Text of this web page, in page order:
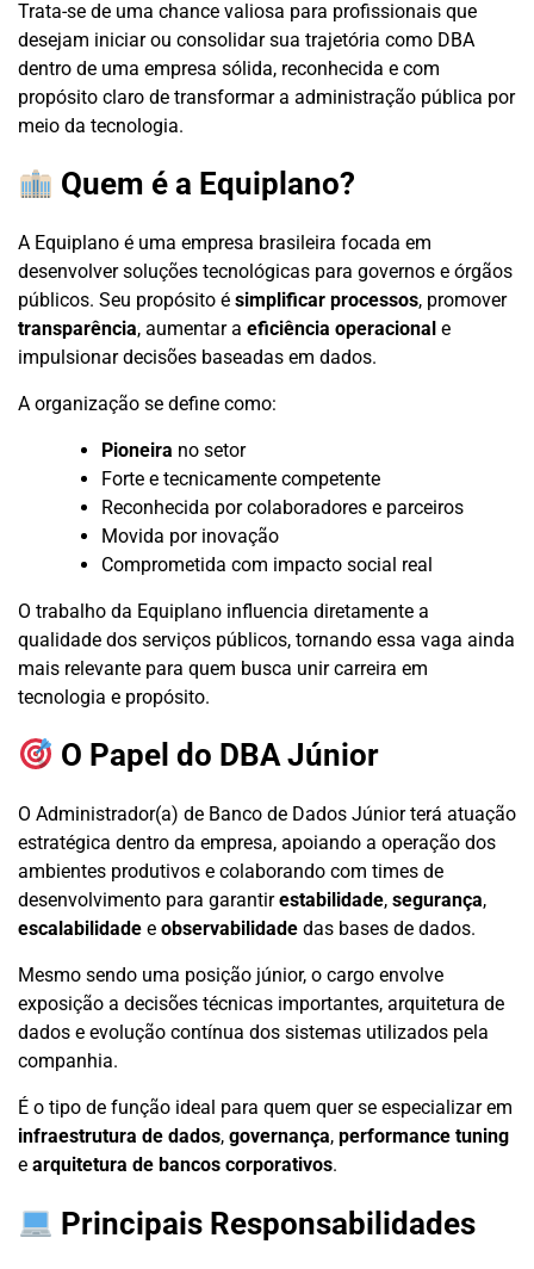
Trata-se de uma chance valiosa para profissionais que
desejam iniciar ou consolidar sua trajetória como DBA
dentro de uma empresa sólida, reconhecida e com
propósito claro de transformar a administração pública por
meio da tecnologia.
Quem é a Equiplano?
A Equiplano é uma empresa brasileira focada em
desenvolver soluções tecnológicas para governos e órgãos
públicos. Seu propósito é simplificar processos, promover
transparência, aumentar a eficiência operacional e
impulsionar decisões baseadas em dados.
A organização se define como:
Pioneira no setor
Forte e tecnicamente competente
Reconhecida por colaboradores e parceiros
Movida por inovação
Comprometida com impacto social real
O trabalho da Equiplano influencia diretamente a
qualidade dos serviços públicos, tornando essa vaga ainda
mais relevante para quem busca unir carreira em
tecnologia e propósito.
O Papel do DBA Júnior
O Administrador(a) de Banco de Dados Júnior terá atuação
estratégica dentro da empresa, apoiando a operação dos
ambientes produtivos e colaborando com times de
desenvolvimento para garantirestabilidade, segurança,
escalabilidade e observabilidade das bases de dados.
Mesmo sendo uma posição júnior, o cargo envolve
exposição a decisões técnicas importantes, arquitetura de
dados e evolução contínua dos sistemas utilizados pela
companhia.
É o tipo de função ideal para quem quer se especializar em
infraestrutura de dados, governança, performance tuning
e arquitetura de bancos corporativos.
Principais Responsabilidades